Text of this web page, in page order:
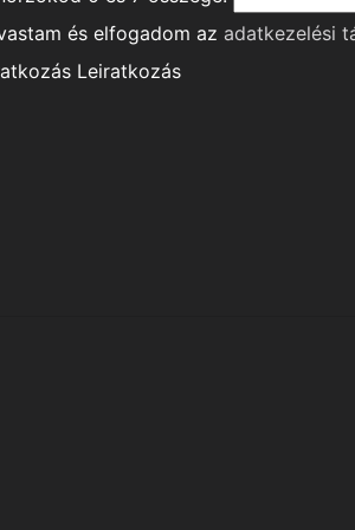
és elfogadom az adatkezelési
Leiratkozás